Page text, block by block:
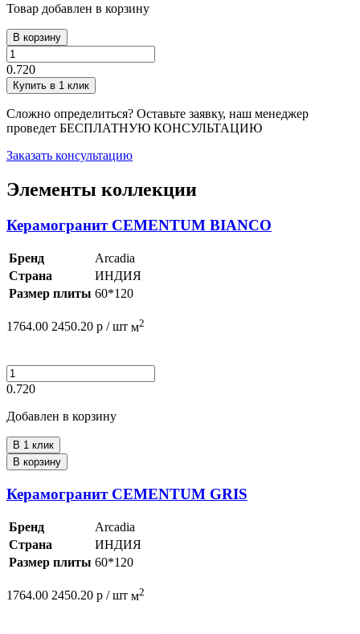
Товар добавлен в корзину
В корзину
0.720
Купить в 1 клик
Сложно определиться? Оставьте заявку, наш менеджер
проведет БЕСПЛАТНУЮ КОНСУЛЬТАЦИЮ
Заказать консультацию
Элементы коллекции
Керамогранит CEMENTUM BIANCO
Бренд
Arcadia
Страна
ИНДИЯ
Размер плиты 60*120
1764.00 2450.20 р / шт м2
0.720
Добавлен в корзину
В 1 клик
В корзину
Керамогранит CEMENTUM GRIS
Бренд
Arcadia
Страна
ИНДИЯ
Размер плиты 60*120
1764.00 2450.20 р / шт м2